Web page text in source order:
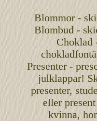
Blommor -
Blombud -
Choklad
Presenter -
julklappar!
presenter,
eller
kvinna,